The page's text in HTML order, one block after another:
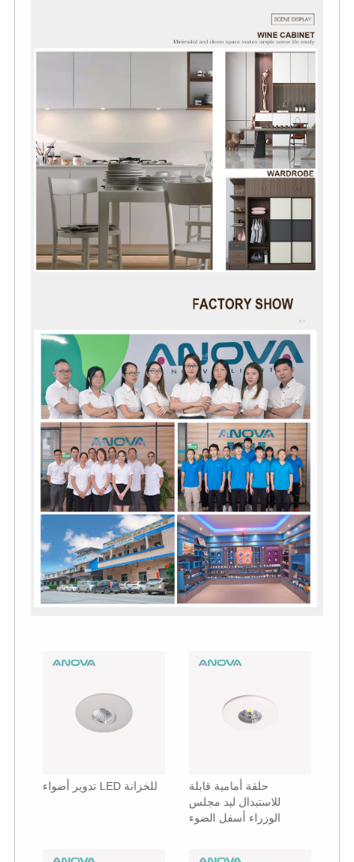
تدوير أضواء LED للخزانة
حلقة أمامية قابلة
للاستبدال ليد مجلس
الوزراء أسفل الضوء